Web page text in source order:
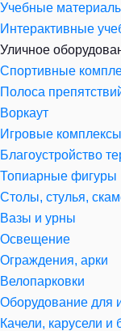
Учебные
Интерактивные
Уличное
Спортивные
Полоса
Воркаут
Игровые комплексы
Благоустройство
Топиарные фигуры
Столы, стулья,
Вазы и урны
Освещение
Ограждения, арки
Велопарковки
Оборудование для
Качели, карусели и